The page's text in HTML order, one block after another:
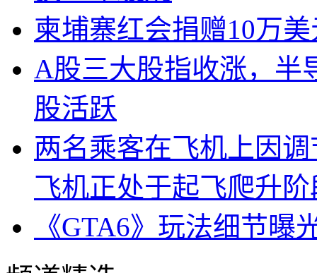
柬埔寨红会捐赠10万
A股三大股指收涨，半
股活跃
两名乘客在飞机上因
飞机正处于起飞爬升阶
《GTA6》玩法细节